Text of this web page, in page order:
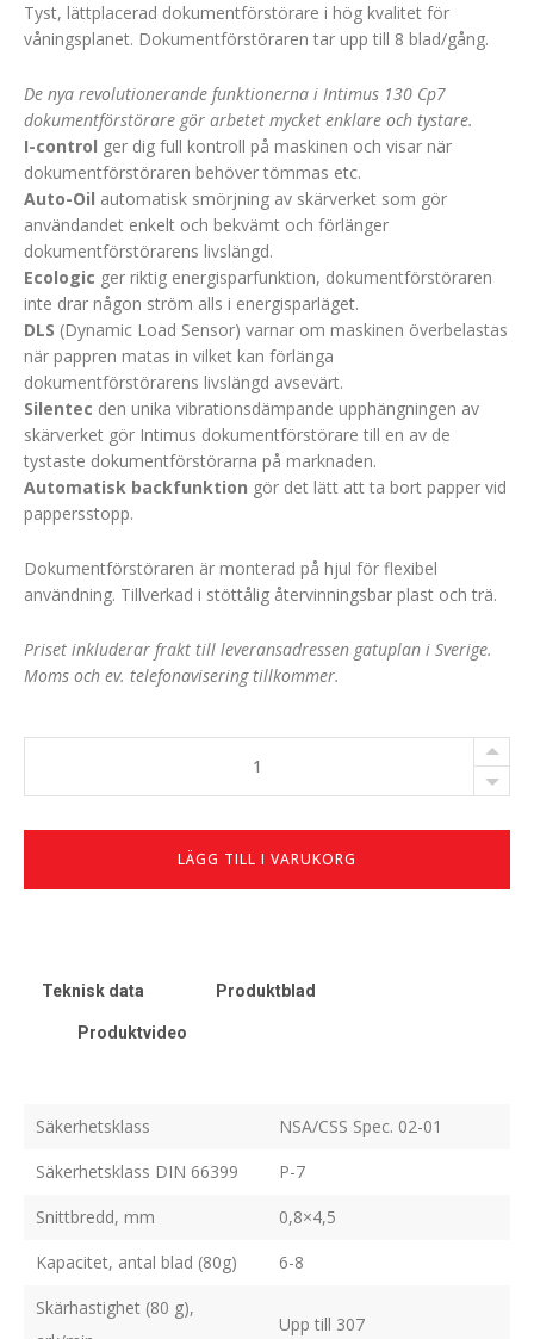
Tyst, lättplacerad dokumentförstörare i hög kvalitet för
våningsplanet. Dokumentförstöraren tar upp till 8 blad/gång.
De nya revolutionerande funktionerna i Intimus 130 Cp7
dokumentförstörare gör arbetet mycket enklare och tystare.
I-control ger dig full kontroll på maskinen och visar när
dokumentförstöraren behöver tömmas etc.
Auto-Oil automatisk smörjning av skärverket som gör
användandet enkelt och bekvämt och förlänger
dokumentförstörarens livslängd.
Ecologic ger riktig energisparfunktion, dokumentförstöraren
inte drar någon ström alls i energisparläget.
DLS (Dynamic Load Sensor) varnar om maskinen överbelastas
när pappren matas in vilket kan förlänga
dokumentförstörarens livslängd avsevärt.
Silentec den unika vibrationsdämpande upphängningen av
skärverket gör Intimus dokumentförstörare till en av de
tystaste dokumentförstörarna på marknaden.
Automatisk backfunktion gör det lätt att ta bort papper vid
pappersstopp.
Dokumentförstöraren är monterad på hjul för flexibel
användning. Tillverkad i stöttålig återvinningsbar plast och trä.
Priset inkluderar frakt till leveransadressen gatuplan i Sverige.
Moms och ev. telefonavisering tillkommer.
CP7
AutoOil
LÄGG TILL I VARUKORG
Teknisk data Produktblad
Produktvideo
Säkerhetsklass
NSA/CSS Spec. 02-01
Säkerhetsklass DIN 66399
P-7
Snittbredd, mm
0,8×4,5
Kapacitet, antal blad (80g)
6-8
Skärhastighet (80 g),
Upp till 307